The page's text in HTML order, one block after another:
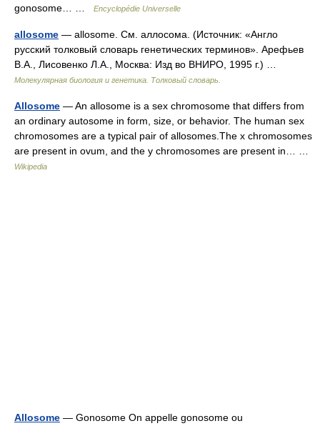
gonosome… …
Encyclopédie Universelle
allosome — allosome. См. аллосома. (Источник: «Англо
русский толковый словарь генетических терминов». Арефьев
В.А., Лисовенко Л.А., Москва: Изд во ВНИРО, 1995 г.) …
Молекулярная биология и генетика. Толковый словарь.
Allosome — An allosome is a sex chromosome that differs from
an ordinary autosome in form, size, or behavior. The human sex
chromosomes are a typical pair of allosomes.The x chromosomes
are present in ovum, and the y chromosomes are present in… …
Wikipedia
Allosome — Gonosome On appelle gonosome ou